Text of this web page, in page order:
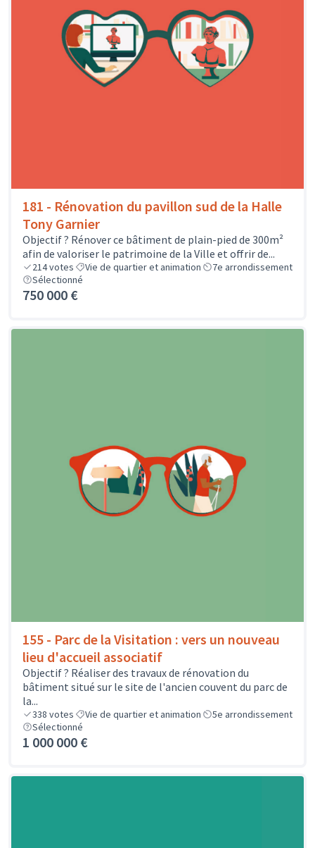
181 - Rénovation du pavillon sud de la Halle
Tony Garnier
Objectif ? Rénover ce bâtiment de plain-pied de 300m²
afin de valoriser le patrimoine de la Ville et offrir de...
214votes Vie de quartier et animation
7e arrondissement
Sélectionné
750 000 €
155 - Parc de la Visitation : vers un nouveau
lieu d'accueil associatif
Objectif ? Réaliser des travaux de rénovation du
bâtiment situé sur le site de l'ancien couvent du parc de
la...
338 votes Vie de quartier et animation
5e arrondissement
Sélectionné
1 000 000 €